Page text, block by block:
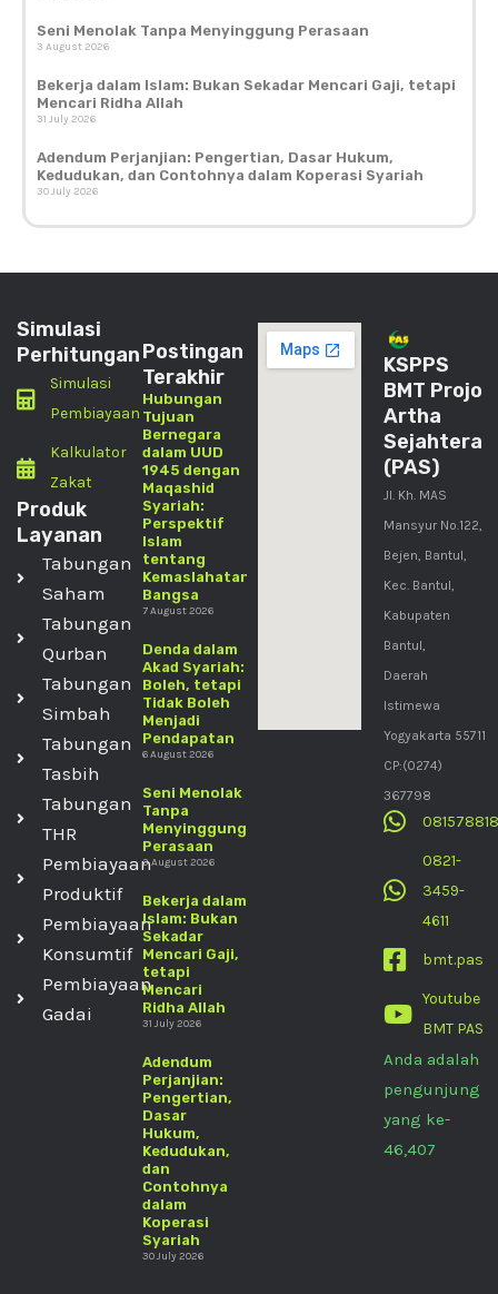
Seni Menolak Tanpa Menyinggung Perasaan
3 August 2026
Bekerja dalam Islam: Bukan Sekadar Mencari Gaji, tetapi
Mencari Ridha Allah
31 July 2026
Adendum Perjanjian: Pengertian, Dasar Hukum,
Kedudukan, dan Contohnya dalam Koperasi Syariah
30 July 2026
Simulasi
Perhitungan
Simulasi
Pembiayaan
Kalkulator
Zakat
Produk
Layanan
Tabungan
Saham
Tabungan
Qurban
Tabungan
Simbah
Tabungan
Tasbih
Tabungan
THR
Pembiayaan
Produktif
Pembiayaan
Konsumtif
Pembiayaan
Gadai
Postingan
Terakhir
Hubungan
Tujuan
Bernegara
dalam UUD
1945 dengan
Maqashid
Syariah:
Perspektif
Islam
tentang
Kemaslahatan
Bangsa
7 August 2026
Denda dalam
Akad Syariah:
Boleh, tetapi
Tidak Boleh
Menjadi
Pendapatan
6 August 2026
Seni Menolak
Tanpa
Menyinggung
Perasaan
3 August 2026
Bekerja dalam
Islam: Bukan
Sekadar
Mencari Gaji,
tetapi
Mencari
Ridha Allah
31 July 2026
Adendum
Perjanjian:
Pengertian,
Dasar
Hukum,
Kedudukan,
dan
Contohnya
dalam
Koperasi
Syariah
30 July 2026
KSPPS
BMT Projo
Artha
Sejahtera
(PAS)
Jl. Kh. MAS
Mansyur No.122,
Bejen, Bantul,
Kec. Bantul,
Kabupaten
Bantul,
Daerah
Istimewa
Yogyakarta 55711
CP:(0274)
367798
0821-
3459-
4611
bmt.pas
Youtube
BMT PAS
Anda adalah
pengunjung
yang ke-
46,407